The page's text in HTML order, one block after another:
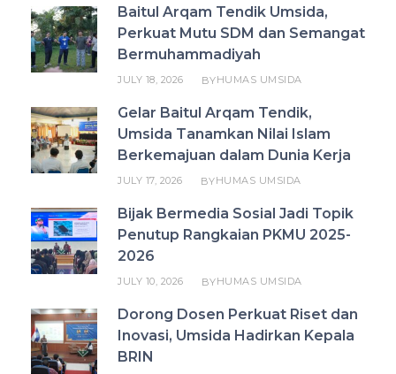
Baitul Arqam Tendik Umsida,
Perkuat Mutu SDM dan Semangat
Bermuhammadiyah
JULY 18, 2026 BYHUMAS UMSIDA
Gelar Baitul Arqam Tendik,
Umsida Tanamkan Nilai Islam
Berkemajuan dalam Dunia Kerja
JULY 17, 2026 BYHUMAS UMSIDA
Bijak Bermedia Sosial Jadi Topik
Penutup Rangkaian PKMU 2025-
2026
JULY 10, 2026 BYHUMAS UMSIDA
Dorong Dosen Perkuat Riset dan
Inovasi, Umsida Hadirkan Kepala
BRIN